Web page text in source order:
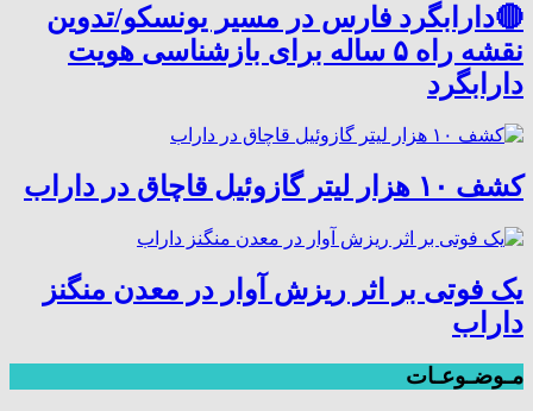
🔴دارابگرد فارس در مسیر یونسکو/تدوین
نقشه راه ۵ ساله برای بازشناسی هویت
دارابگرد
کشف ۱۰ هزار لیتر گازوئیل قاچاق در داراب
یک فوتی بر اثر ریزش آوار در معدن منگنز
داراب
مـوضـوعـات